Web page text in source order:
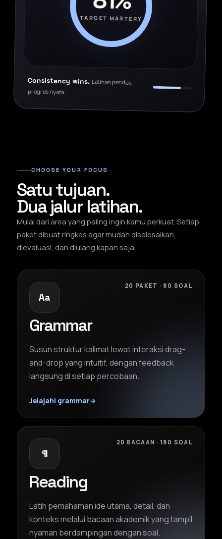
TARGET MASTERY
Consistency wins. Latihan pendek,
progres nyata.
CHOOSE YOUR FOCUS
Satu tujuan.
Dua jalur latihan.
Mulai dari area yang paling ingin kamu perkuat. Setiap
paket dibuat ringkas agar mudah diselesaikan,
dievaluasi, dan diulang kapan saja.
Aa
20 PAKET · 80 SOAL
Grammar
Susun struktur kalimat lewat interaksi drag-
and-drop yang intuitif, dengan feedback
langsung di setiap percobaan.
Jelajahi grammar→
¶
20 BACAAN · 180 SOAL
Reading
Latih pemahaman ide utama, detail, dan
konteks melalui bacaan akademik yang tampil
nyaman berdampingan dengan soal.